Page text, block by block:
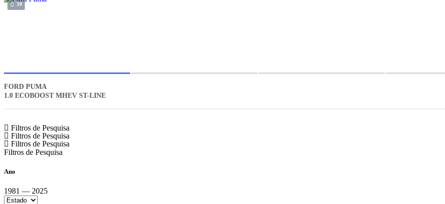
30
FORD PUMA
1.0 ECOBOOST MHEV ST-LINE
Filtros de Pesquisa
Filtros de Pesquisa
Filtros de Pesquisa
Filtros de Pesquisa
Ano
1981 — 2025